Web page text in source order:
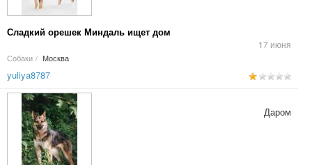
Сладкий орешек Миндаль ищет дом
17 июня
Собаки / Москва
yuliya8787
Даром